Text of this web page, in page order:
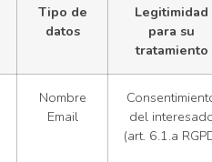
Tipo de
datos
Legitimidad
para su
tratamiento
Nombre
Email
del
(art. 6.1.a